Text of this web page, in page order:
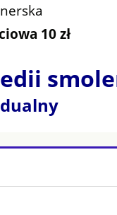
10 zł